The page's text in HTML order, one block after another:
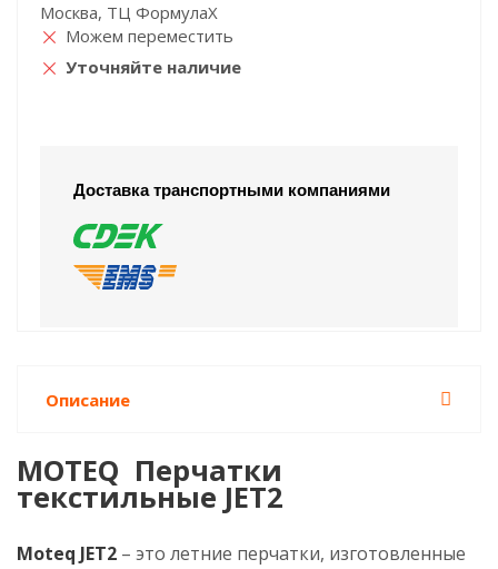
Москва, ТЦ ФормулаХ
Можем переместить
Уточняйте наличие
Доставка транспортными компаниями
Описание
MOTEQ Перчатки
текстильные JET2
Moteq JET2 – это летние перчатки, изготовленные